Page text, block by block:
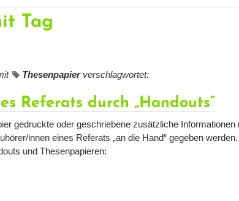
Tag
Thesenpapierverschlagwortet:
Referats durch „Handouts“
gedruckte oder geschriebene zusätzliche Informationen
innen eines Referats „an die Hand“ gegeben werden.
und Thesenpapieren: